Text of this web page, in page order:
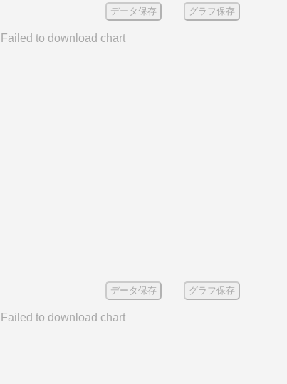
データ保存 グラフ保存
Failed to download chart
データ保存 グラフ保存
Failed to download chart